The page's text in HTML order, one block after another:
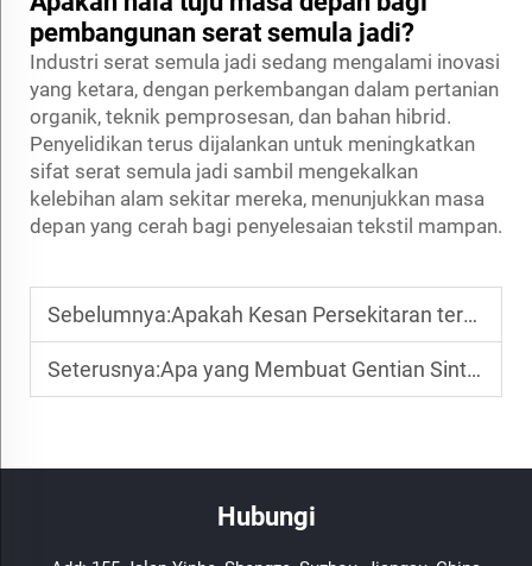
pembangunan serat semula jadi?
Industri serat semula jadi sedang mengalami inovasi
yang ketara, dengan perkembangan dalam pertanian
organik, teknik pemprosesan, dan bahan hibrid.
Penyelidikan terus dijalankan untuk meningkatkan
sifat serat semula jadi sambil mengekalkan
kelebihan alam sekitar mereka, menunjukkan masa
depan yang cerah bagi penyelesaian tekstil mampan.
Sebelumnya:Apakah Kesan Persekitaran terhadap Gentian Sintetik
Seterusnya:Apa yang Membuat Gentian Sintetik Sesuai untuk Kegunaan Perindustrian
Hubungi